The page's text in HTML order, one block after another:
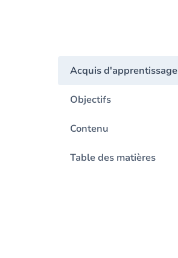
Acquis d'apprentissage
Objectifs
Contenu
Table des matières